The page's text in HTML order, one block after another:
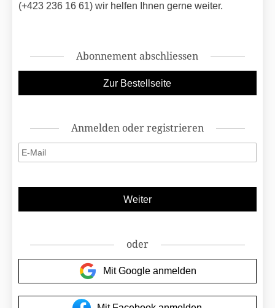
(+423 236 16 61) wir helfen Ihnen gerne weiter.
Abonnement abschliessen
Anmelden oder registrieren
oder
Mit Google anmelden